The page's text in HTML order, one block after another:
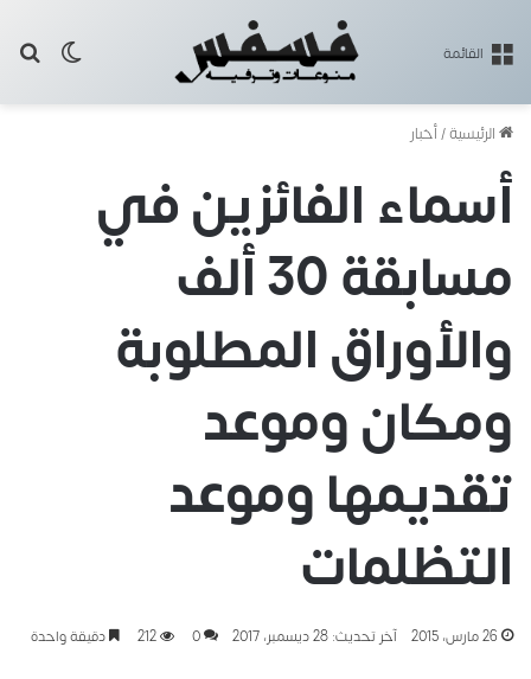
القائمة
الرئيسية/أخبار
أسماء الفائزين في
مسابقة 30 ألف
والأوراق المطلوبة
ومكان وموعد
تقديمها وموعد
التظلمات
26 مارس، 2015 آخر تحديث: 28 ديسمبر، 2017 0
212 دقيقة واحدة